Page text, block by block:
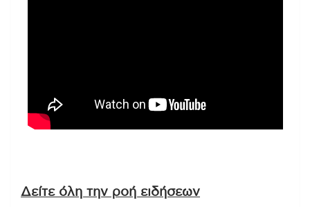
Δείτε όλη την ροή ειδήσεων